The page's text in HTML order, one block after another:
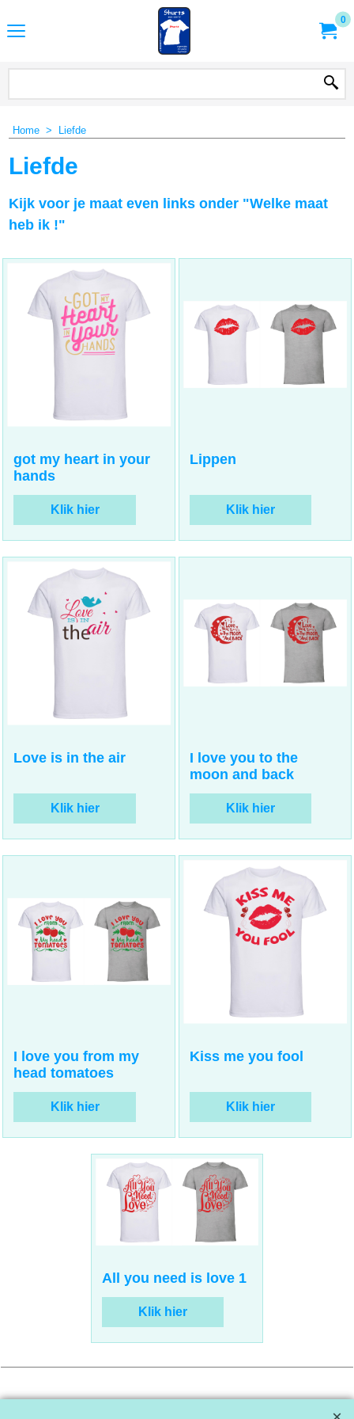
0
Home > Liefde
Liefde
Kijk voor je maat even links onder "Welke maat
heb ik !"
€ 15.00 incl BTW
got my heart in your
hands
Klik hier
€ 15.00
Klik hier
€ 15.00 incl BTW
Klik hier
€ 15.00 incl BTW
I love you to the
moon and back
Klik hier
€ 15.00 incl BTW
I love you from my
head tomatoes
Klik hier
€ 15.00 incl BTW
Klik hier
€ 15.00 incl BTW
All you need is love 1
Klik hier